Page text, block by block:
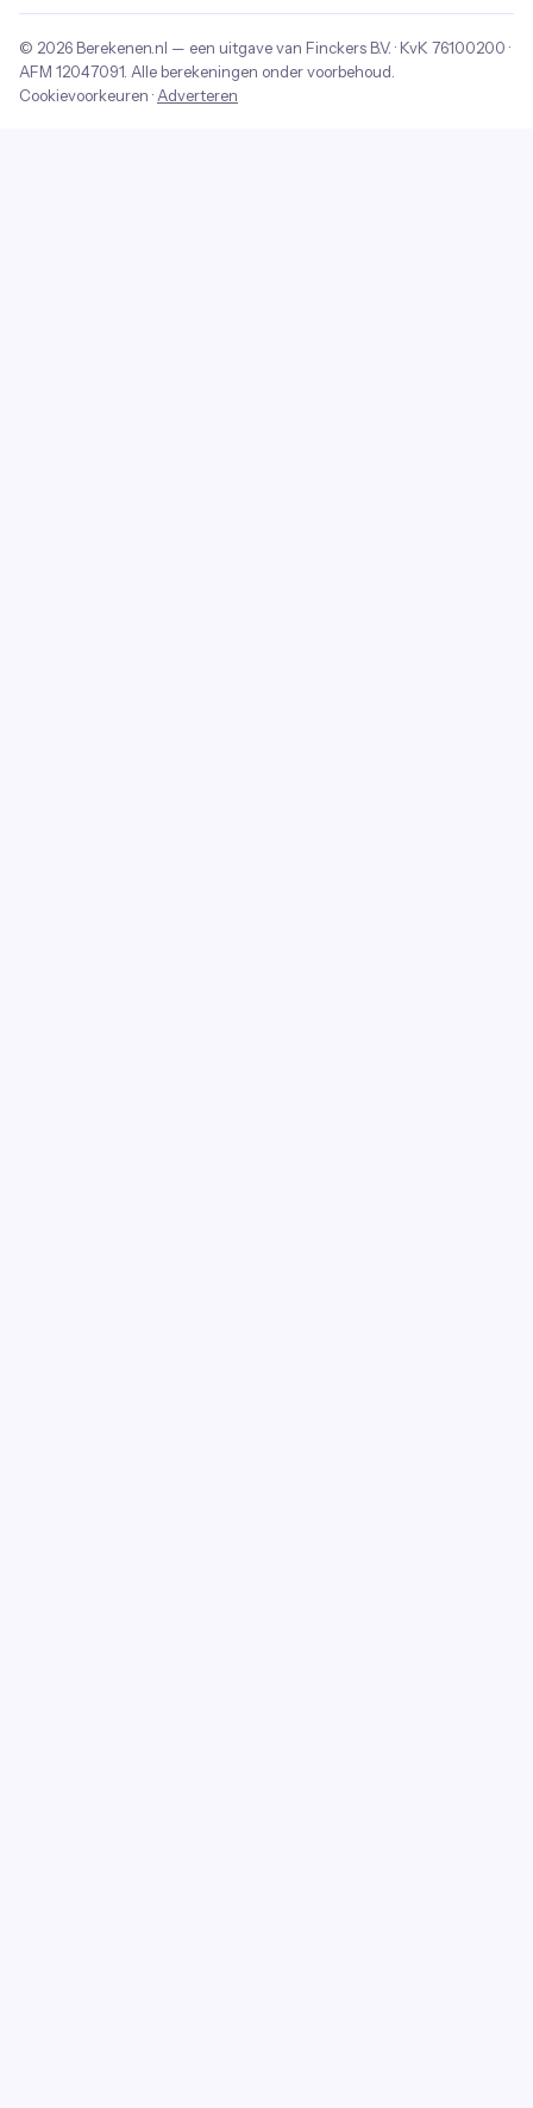
© 2026 Berekenen.nl — een uitgave van Finckers B.V. · KvK 76100200 ·
AFM 12047091 . Alle berekeningen onder voorbehoud.
Cookievoorkeuren · Adverteren